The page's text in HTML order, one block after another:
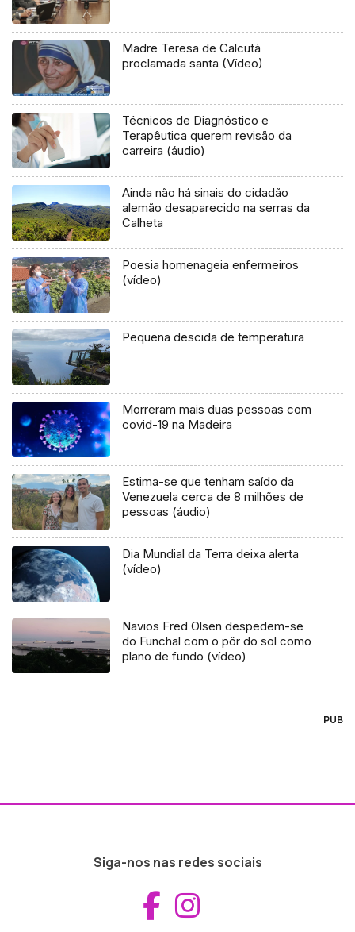
Madre Teresa de Calcutá
proclamada santa (Vídeo)
Técnicos de Diagnóstico e
Terapêutica querem revisão da
carreira (áudio)
Ainda não há sinais do cidadão
alemão desaparecido na serras da
Calheta
Poesia homenageia enfermeiros
(vídeo)
Pequena descida de temperatura
Morreram mais duas pessoas com
covid-19 na Madeira
Estima-se que tenham saído da
Venezuela cerca de 8 milhões de
pessoas (áudio)
Dia Mundial da Terra deixa alerta
(vídeo)
Navios Fred Olsen despedem-se
do Funchal com o pôr do sol como
plano de fundo (vídeo)
PUB
Siga-nos nas redes sociais
Aceder ao